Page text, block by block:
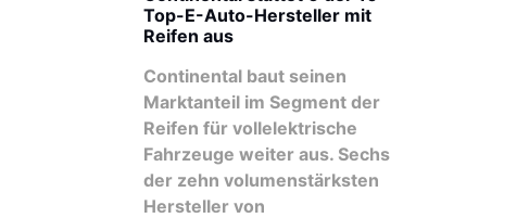
Top-E-Auto-Hersteller mit
Reifen aus
Continental baut seinen
Marktanteil im Segment der
Reifen für vollelektrische
Fahrzeuge weiter aus. Sechs
der zehn volumenstärksten
Hersteller von